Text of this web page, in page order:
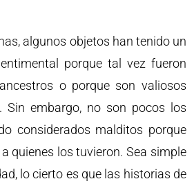
algunos objetos han tenido un
porque tal vez fueron
o porque son valiosos
Sin embargo, no son pocos los
considerados malditos porque
quienes los tuvieron. Sea simple
lo cierto es que las historias de